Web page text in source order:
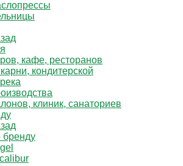
кафе, ресторанов
кондитерской
клиник, санаториев
бренду